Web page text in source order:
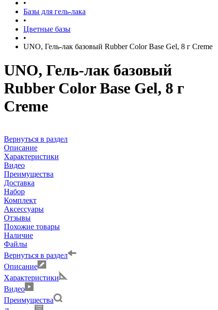
•
Базы для гель-лака
•
Цветные базы
•
UNO, Гель-лак базовый Rubber Color Base Gel, 8 г Creme
UNO, Гель-лак базовый
Rubber Color Base Gel, 8 г
Creme
Вернуться в раздел
Описание
Характеристики
Видео
Преимущества
Доставка
Набор
Комплект
Аксессуары
Отзывы
Похожие товары
Наличие
Файлы
Вернуться в раздел
Описание
Характеристики
Видео
Преимущества